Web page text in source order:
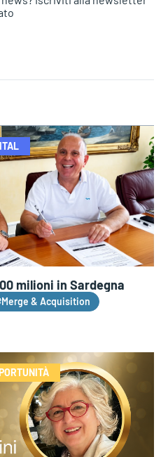
milioni in Sardegna
& Acquisition